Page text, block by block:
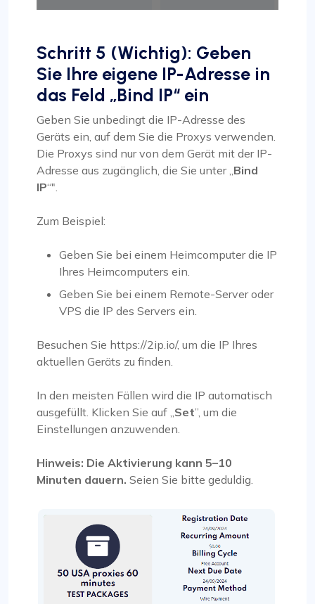
Schritt 5 (Wichtig): Geben
Sie Ihre eigene IP-Adresse in
das Feld „Bind IP“ ein
Geben Sie unbedingt die IP-Adresse des
Geräts ein, auf dem Sie die Proxys verwenden.
Die Proxys sind nur von dem Gerät mit der IP-
Adresse aus zugänglich, die Sie unter „ Bind
IP“".
Zum Beispiel:
Geben Sie bei einem Heimcomputer die IP
Ihres Heimcomputers ein.
Geben Sie bei einem Remote-Server oder
VPS die IP des Servers ein.
Besuchen Sie https://2ip.io/, um die IP Ihres
aktuellen Geräts zu finden.
In den meisten Fällen wird die IP automatisch
ausgefüllt. Klicken Sie auf „ Set”, um die
Einstellungen anzuwenden.
Hinweis: Die Aktivierung kann 5–10
Minuten dauern. Seien Sie bitte geduldig.